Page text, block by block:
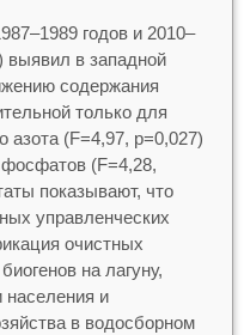
годов и 2010–
выявил в западной
содержания
только для
азота (F=4,97, p=0,027)
(F=4,28,
показывают, что
управленческих
очистных
на лагуну,
населения и
в водосборном